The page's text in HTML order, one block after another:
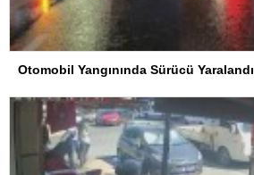
Otomobil Yangınında Sürücü Yaralandı